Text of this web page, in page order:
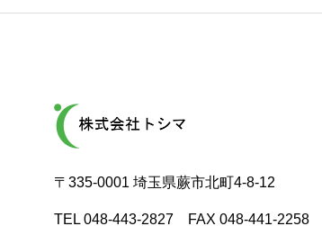
〒335-0001 埼玉県蕨市北町4-8-12
TEL 048-443-2827 FAX 048-441-2258